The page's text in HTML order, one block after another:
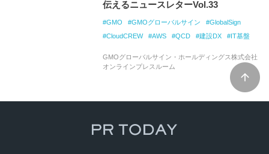
伝えるニュースレターVol.33
GMO GMOグローバルサイン
GlobalSign
CloudCREW
AWS QCD 建設DX IT基盤
GMOグローバルサイン・ホールディングス株式会社
オンラインプレスルーム